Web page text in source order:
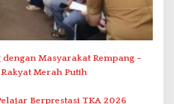
Masyarakat Rempang –
Merah Putih
Berprestasi TKA 2026